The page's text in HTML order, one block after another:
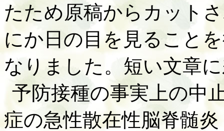
たため原稿からカット
にか日の目を見ること
なりました。短い文章
予防接種の事実上の中
症の急性散在性脳脊髄